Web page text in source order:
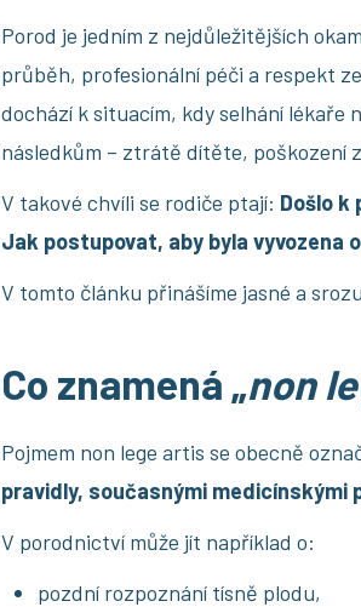
Porod je jedním z nejdůležitějších
průběh, profesionální péči a respekt
dochází k situacím, kdy selhání
následkům – ztrátě dítěte, poškození
V takové chvíli se rodiče ptají: Došlo k
Jak postupovat, aby byla vyvozena
V tomto článku přinášíme jasné a
Co znamená „non
Pojmem non lege artis se obecně
pravidly, současnými medicínskými
V porodnictví může jít například o:
pozdní rozpoznání tísně plodu,